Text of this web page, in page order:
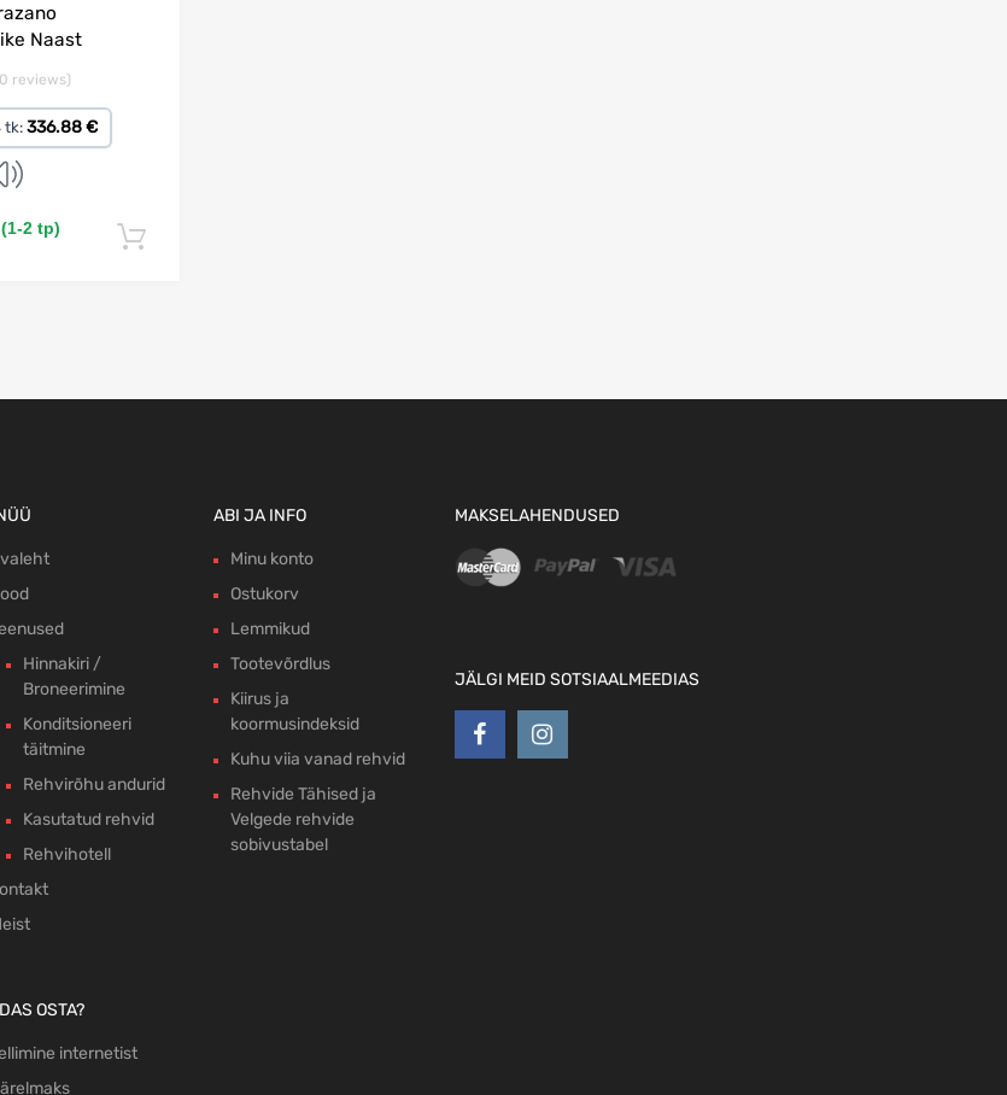
Naast
reviews)
tk:336.88 €
2 tp)
Hinnakiri /
Broneerimine
Konditsioneeri
täitmine
Rehvirõhu andurid
Kasutatud rehvid
Rehvihotell
OSTA?
internetist
ABI JA INFO
Minu konto
Ostukorv
Lemmikud
Tootevõrdlus
Kiirus ja
koormusindeksid
Kuhu viia vanad rehvid
Rehvide Tähised ja
Velgede rehvide
sobivustabel
MAKSELAHENDUSED
JÄLGI MEID SOTSIAALMEEDIAS